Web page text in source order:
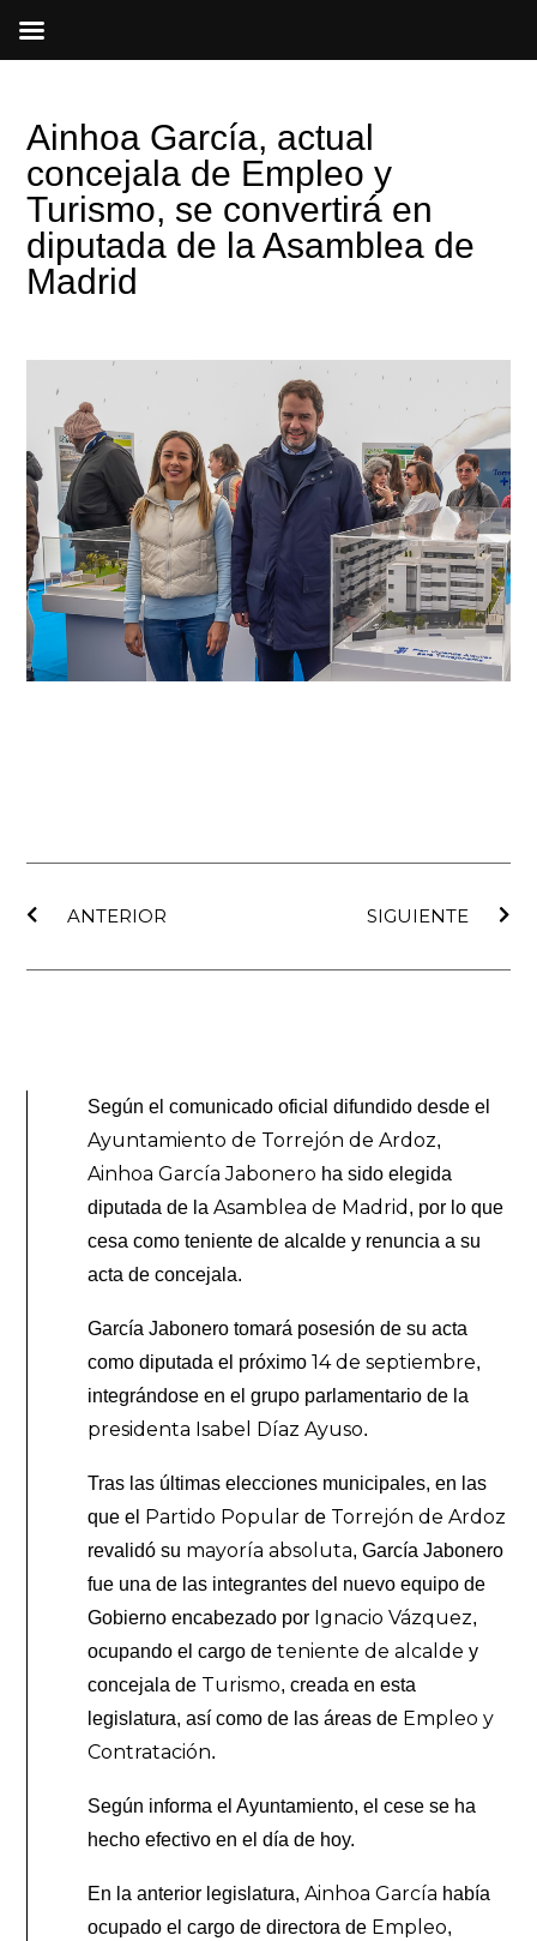
Ainhoa García, actual
concejala de Empleo y
Turismo, se convertirá en
diputada de la Asamblea de
Madrid
ANTERIOR
SIGUIENTE
Según el comunicado oficial difundido desde el
Ayuntamiento de Torrejón de Ardoz,
Ainhoa García Jabonero ha sido elegida
diputada de laAsamblea de Madrid , por lo que
cesa como teniente de alcalde y renuncia a su
acta de concejala.
García Jabonero tomará posesión de su acta
como diputada el próximo14 de septiembre,
integrándose en el grupo parlamentario de la
presidenta Isabel Díaz Ayuso.
Tras las últimas elecciones municipales, en las
que el
Partido Popular de Torrejón de Ardoz
revalidó su mayoría absoluta, García Jabonero
fue una de las integrantes del nuevo equipo de
Gobierno encabezado por Ignacio Vázquez,
ocupando el cargo de teniente de alcalde y
concejala de Turismo, creada en esta
legislatura, así como de las áreas de Empleo y
Contratación.
Según informa el Ayuntamiento, el cese se ha
hecho efectivo en el día de hoy.
En la anterior legislatura,Ainhoa García había
ocupado el cargo de directora de Empleo,